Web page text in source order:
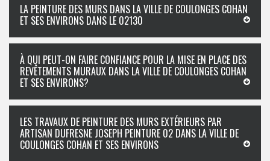
LA PEINTURE DES MURS DANS LA VILLE DE COULONGES COHAN
ET SES ENVIRONS DANS LE 02130
À QUI PEUT-ON FAIRE CONFIANCE POUR LA MISE EN PLACE DES
REVÊTEMENTS MURAUX DANS LA VILLE DE COULONGES COHAN
ET SES ENVIRONS?
LES TRAVAUX DE PEINTURE DES MURS EXTÉRIEURS PAR
ARTISAN DUFRESNE JOSEPH PEINTURE 02 DANS LA VILLE DE
COULONGES COHAN ET SES ENVIRONS